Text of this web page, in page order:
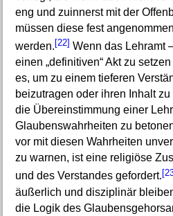
eng und zuinnerst mit der
müssen diese fest
werden. [22] Wenn das Lehramt
einen „definitiven“ Akt zu
es, um zu einem tieferen
beizutragen oder ihren Inhalt
die Übereinstimmung einer
Glaubenswahrheiten zu
vor mit diesen Wahrheiten
zu warnen, ist eine religiöse
und des Verstandes gefordert.
äußerlich und disziplinär
die Logik des